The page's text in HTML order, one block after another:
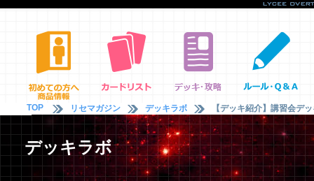
TOP リセマガジン デッキラボ 【デッキ紹介】講習会デ
デッキラボ